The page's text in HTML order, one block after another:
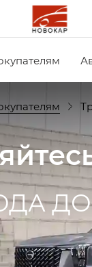
ДО